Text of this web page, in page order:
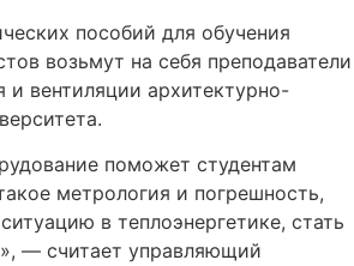
пособий для обучения
возьмут на себя преподаватели
и вентиляции архитектурно-
поможет студентам
метрология и погрешность,
в теплоэнергетике, стать
— считает управляющий